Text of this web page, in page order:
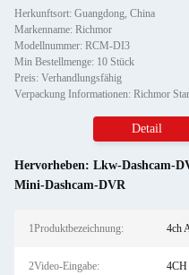
Herkunftsort: Guangdong, China
Markenname: Richmor
Modellnummer: RCM-DI3
Min Bestellmenge: 10 Stück
Preis: Verhandlungsfähig
Verpackung Informationen: Richmor
Detail
Hervorheben: Lkw-Dashcam-
Mini-Dashcam-DVR
1Produktbezeichnung: 4ch
2Video-Eingabe: 4CH